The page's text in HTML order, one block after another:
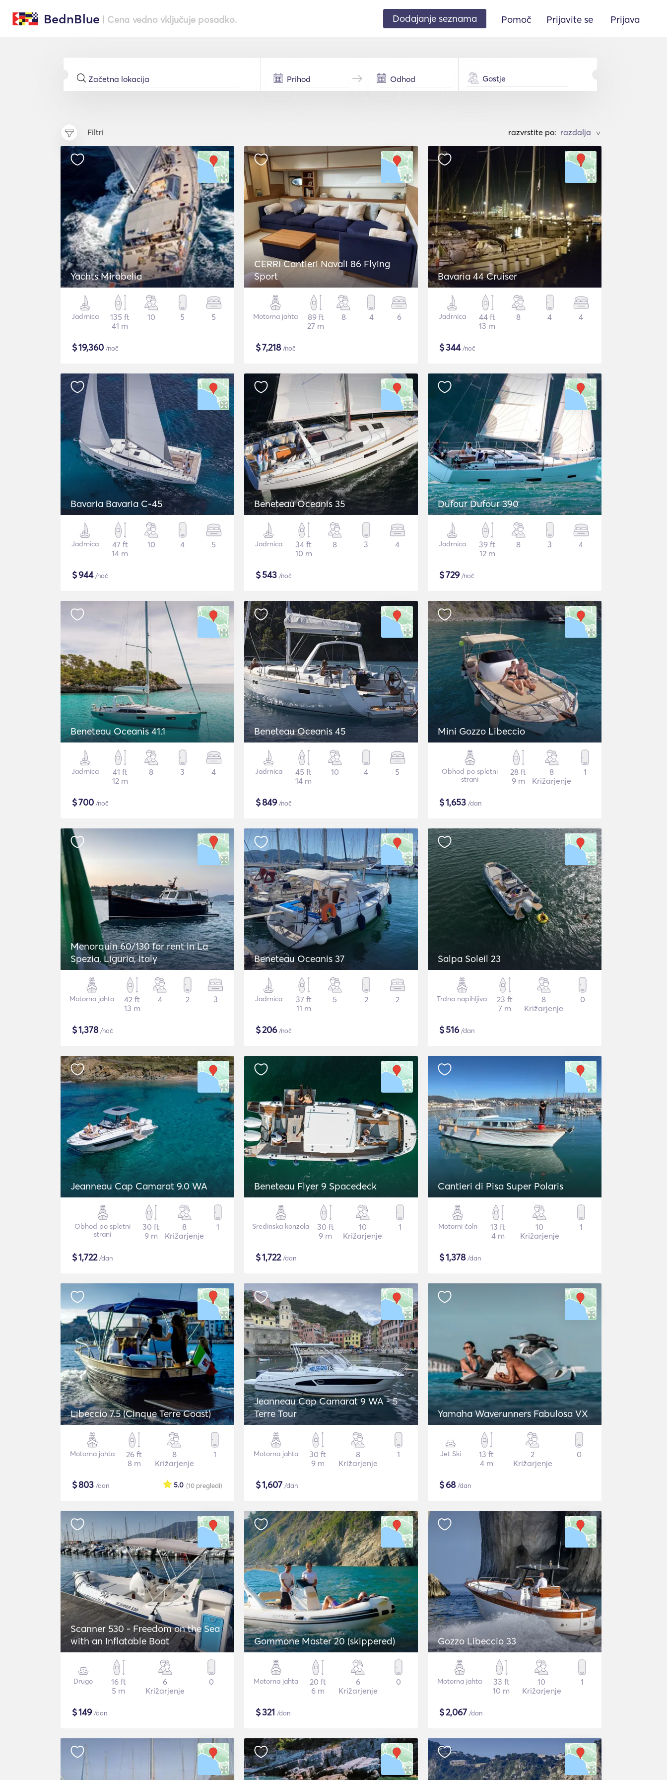
BednBlue | Cena vedno vključuje posadko. Dodajanje seznama Pomoč Prijavite se Prijava
Gostje
Filtri razvrstite po: >
Yachts Mirabella
Jadrnica
135 ft
41 m
10 5 5
$19,360 /noč
CERRI Cantieri Navali 86 Flying
Sport
Motorna jahta
89 ft
27 m
8 4 6
$7,218/noč
Bavaria 44 Cruiser
Jadrnica
44 ft
13 m
8 4 4
$344/noč
Bavaria Bavaria C-45
Jadrnica
47 ft
14 m
10 4 5
$944/noč
Beneteau Oceanis 35
Jadrnica
34 ft
10 m
8 3 4
$543 /noč
Dufour Dufour 390
Jadrnica
39 ft
12 m
8 3 4
$729/noč
Beneteau Oceanis 41.1
Jadrnica
41 ft
12 m
8 3 4
$700 /noč
Beneteau Oceanis 45
Jadrnica
45 ft
14 m
10 4 5
$849/noč
Mini Gozzo Libeccio
Obhod po spletni
strani
28 ft
9 m
8
Križarjenje
1
$1,653 /dan
Menorquin 60/130 for rent in La
Spezia, Liguria, Italy
Motorna jahta
42 ft
13 m
4 2 3
$1,378/noč
Beneteau Oceanis 37
Jadrnica
37 ft
11 m
5 2 2
$206/noč
Salpa Soleil 23
Trdna napihljiva
23 ft
7 m
8
Križarjenje
0
$516/dan
Jeanneau Cap Camarat 9.0 WA
Obhod po spletni
strani
30 ft
9 m
8
Križarjenje
1
$1,722/dan
Beneteau Flyer 9 Spacedeck
Sredinska konzola
30 ft
9 m
10
Križarjenje
1
$1,722/dan
Cantieri di Pisa Super Polaris
Motorni čoln
13 ft
4 m
10
Križarjenje
1
$1,378/dan
Libeccio 7.5 (Cinque Terre Coast)
Motorna jahta
26 ft
8 m
8
Križarjenje
1
$803 /dan (10 pregledi)
5.0
Jeanneau Cap Camarat 9 WA - 5
Terre Tour
Motorna jahta
30 ft
9 m
8
Križarjenje
1
$1,607 /dan
Yamaha Waverunners Fabulosa VX
Jet Ski
13 ft
4 m
2
Križarjenje
0
$68/dan
Scanner 530 - Freedom on the Sea
with an Inflatable Boat
Drugo
16 ft
5 m
6
Križarjenje
0
$149/dan
Gommone Master 20 (skippered)
Motorna jahta
20 ft
6 m
6
Križarjenje
0
$321 /dan
Gozzo Libeccio 33
Motorna jahta
33 ft
10 m
10
Križarjenje
1
$2,067 /dan